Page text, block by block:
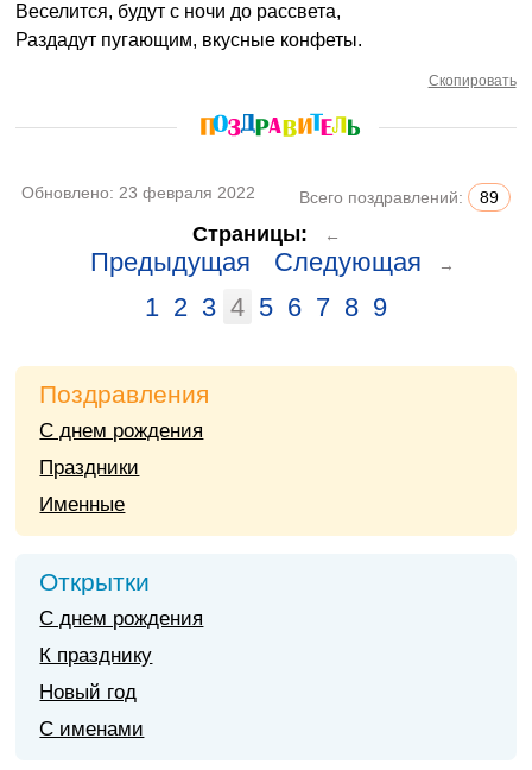
Веселится, будут с ночи до рассвета,
Раздадут пугающим, вкусные конфеты.
Скопировать
Обновлено: 23 февраля 2022 Всего поздравлений: 89
Страницы: ←
Предыдущая Следующая →
1 2 3 4 5 6 7 8 9
Поздравления
С днем рождения
Праздники
Именные
Открытки
С днем рождения
К празднику
Новый год
С именами